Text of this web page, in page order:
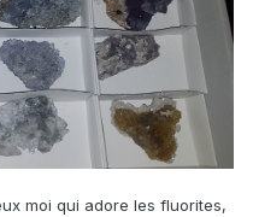
moi qui adore les fluorites,